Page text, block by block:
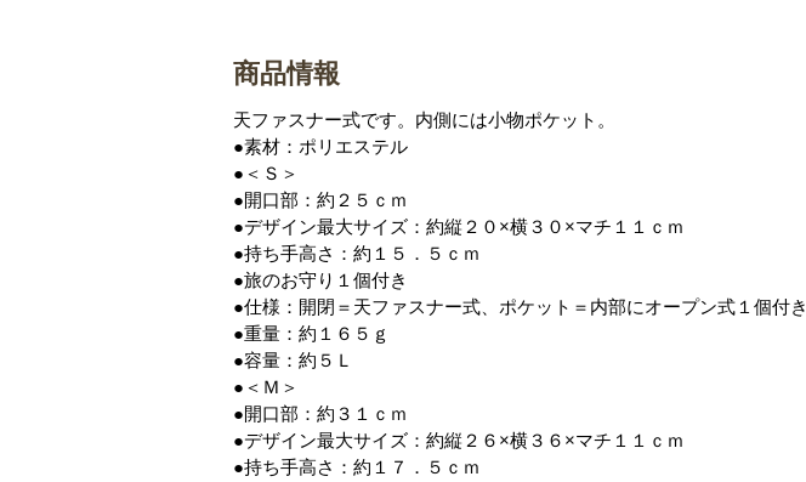
商品情報
天ファスナー式です。内側には小物ポケット。
●素材：ポリエステル
●＜Ｓ＞
●開口部：約２５ｃｍ
●デザイン最大サイズ：約縦２０×横３０×マチ１１ｃｍ
●持ち手高さ：約１５．５ｃｍ
●旅のお守り１個付き
●仕様：開閉＝天ファスナー式、ポケット＝内部にオープン式１個付き
●重量：約１６５ｇ
●容量：約５Ｌ
●＜Ｍ＞
●開口部：約３１ｃｍ
●デザイン最大サイズ：約縦２６×横３６×マチ１１ｃｍ
●持ち手高さ：約１７．５ｃｍ